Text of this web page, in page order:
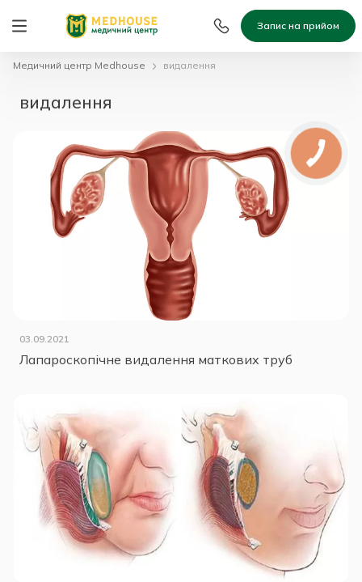
Запис на прийом
Медичний центр Medhouse видалення
видалення
03.09.2021
Лапароскопічне видалення маткових труб